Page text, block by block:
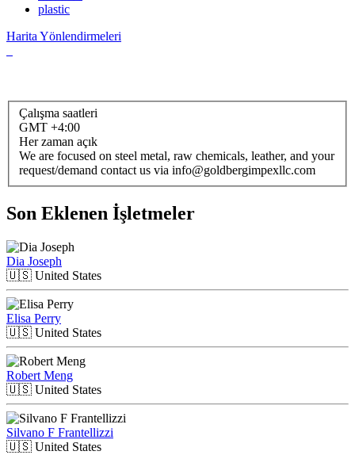
plastic
Harita Yönlendirmeleri
Çalışma saatleri
GMT +4:00
Her zaman açık
We are focused on steel metal, raw chemicals, leather, and your
request/demand contact us via info@goldbergimpexllc.com
Son Eklenen İşletmeler
Dia Joseph
🇺🇸 United States
Elisa Perry
🇺🇸 United States
Robert Meng
🇺🇸 United States
Silvano F Frantellizzi
🇺🇸 United States